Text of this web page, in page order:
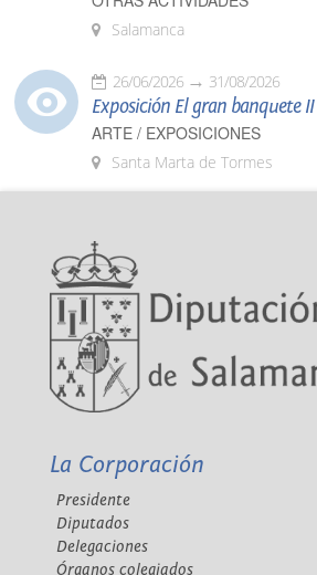
Salamanca
26/06/2026 31/08/2026
Exposición El gran banquete II
ARTE / EXPOSICIONES
Santa Marta de Tormes
La Corporación
Presidente
Diputados
Delegaciones
Órganos colegiados